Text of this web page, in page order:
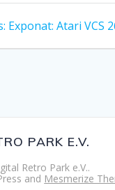
Previous
Exponat: Atari VCS
PARK E.V.
Retro Park e.V..
and Mesmerize